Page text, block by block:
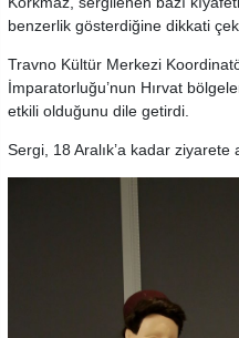
benzerlik gösterdiğine dikkati
Travno Kültür Merkezi
İmparatorluğu’nun Hırvat
etkili olduğunu dile getirdi.
Sergi, 18 Aralık’a kadar ziyarete